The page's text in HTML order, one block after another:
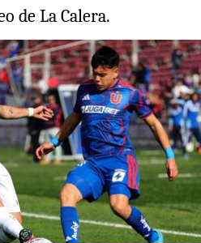
de La Calera.